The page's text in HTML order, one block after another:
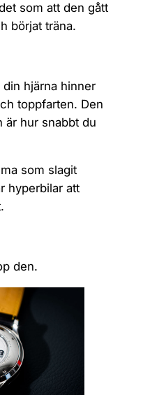
som att den gått
börjat träna.
hjärna hinner
toppfarten. Den
är hur snabbt du
som slagit
hyperbilar att
den.